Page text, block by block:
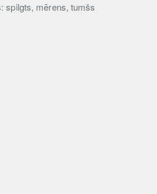
spilgts, mērens, tumšs